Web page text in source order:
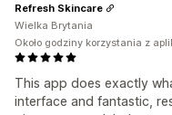
This app does exactly
interface and fantastic,
Refresh Skincare
Wielka Brytania
Około godziny korzystania z